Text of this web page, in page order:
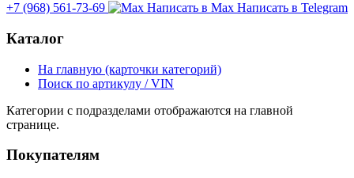
+7 (968) 561-73-69 Написать в Max Написать в Telegram
Каталог
На главную (карточки категорий)
Поиск по артикулу / VIN
Категории с подразделами отображаются на главной
странице.
Покупателям